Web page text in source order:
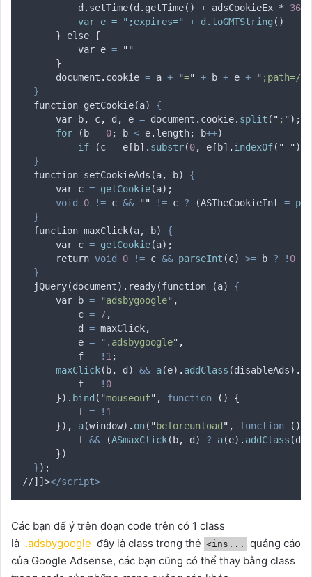
	        d.setTime(d.getTime() + adsCookieEx *
3600
	        var e = ";expires=" + d.toGMTString
()
}
else {
	        var
e =
""
}
document . cookie = a + "=" + b + e + " ;path=/
}
	function getCookie(a)
{
var
b, c, d , e = document . cookie. split ( " ; ");
for ( b = 0; b < e. length; b++)
if (c = e [ b] . substr(0, e [ b] . indexOf( "="))
}
	function setCookieAds(a, b)
{
var c = getCookie(a);
void
0 != c && "" != c ? (ASTheCookieInt =
}
	function maxClick(a, b)
{
var c = getCookie(a);
return void 0 != c && parseInt (c) >= b ? ! 0
}
	jQuery(document).ready(function (a)
{
var
b = "adsbygoogle" ,
c = 7,
d
= maxClick,
e = " .adsbygoogle" ,
f = ! 1 ;
maxClick( b, d ) && a(e) . addClass (disableAds) .
f = ! 0
}) . bind ( "mouseout" , function ()
{
f = ! 1
}) , a(window) . on( "beforeunload " , function ()
f && (ASmaxClick( b, d ) ? a(e) . addClass (
})
});
//]]></script>
Các bạn để ý trên đoạn code trên có 1 class
là .adsbygoogle đây là class trong thẻ <ins...
quảng cáo
của Google Adsense, các bạn cũng có thể thay bằng class